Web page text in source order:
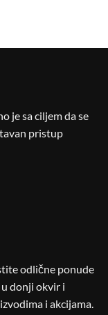
je sa ciljem da se
pristup
odlične ponude
donji okvir i
i akcijama.